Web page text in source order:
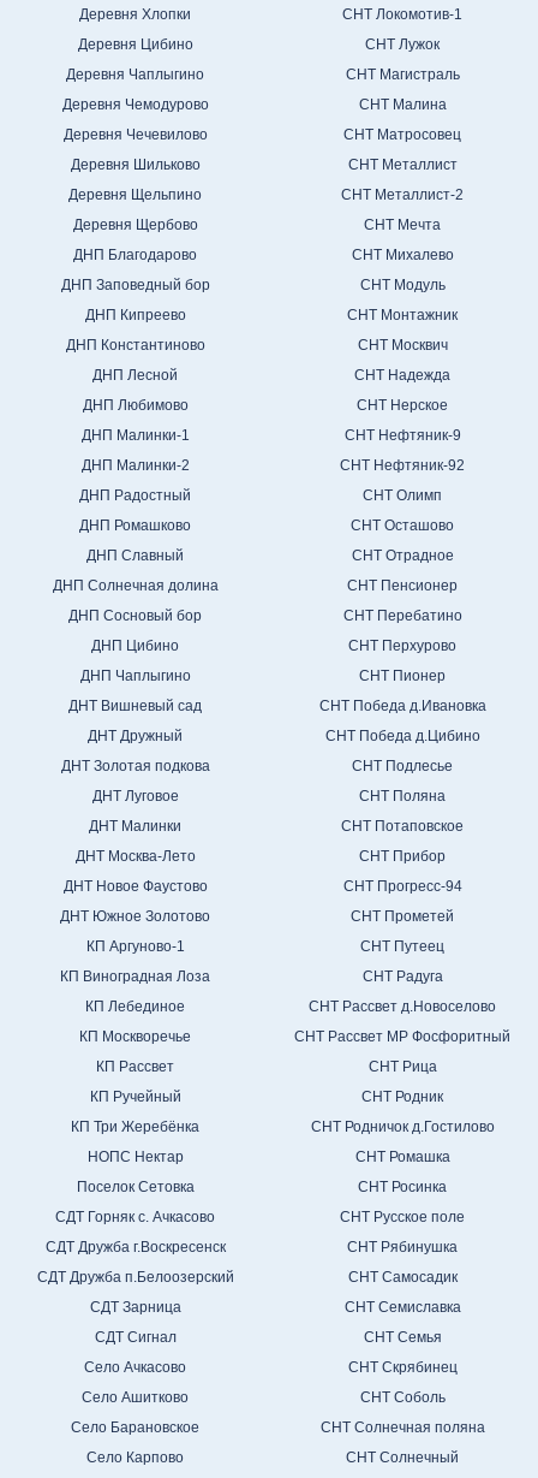
Деревня Хлопки
Деревня Цибино
Деревня Чаплыгино
Деревня Чемодурово
Деревня Чечевилово
Деревня Шильково
Деревня Щельпино
Деревня Щербово
ДНП Благодарово
ДНП Заповедный бор
ДНП Кипреево
ДНП Константиново
ДНП Лесной
ДНП Любимово
ДНП Малинки-1
ДНП Малинки-2
ДНП Радостный
ДНП Ромашково
ДНП Славный
ДНП Солнечная долина
ДНП Сосновый бор
ДНП Цибино
ДНП Чаплыгино
ДНТ Вишневый сад
ДНТ Дружный
ДНТ Золотая подкова
ДНТ Луговое
ДНТ Малинки
ДНТ Москва-Лето
ДНТ Новое Фаустово
ДНТ Южное Золотово
КП Аргуново-1
КП Виноградная Лоза
КП Лебединое
КП Москворечье
КП Рассвет
КП Ручейный
КП Три Жеребёнка
НОПС Нектар
Поселок Сетовка
СДТ Горняк с. Ачкасово
СДТ Дружба г.Воскресенск
СДТ Дружба п.Белоозерский
СДТ Зарница
СДТ Сигнал
Село Ачкасово
Село Ашитково
Село Барановское
Село Карпово
СНТ Локомотив-1
СНТ Лужок
СНТ Магистраль
СНТ Малина
СНТ Матросовец
СНТ Металлист
СНТ Металлист-2
СНТ Мечта
СНТ Михалево
СНТ Модуль
СНТ Монтажник
СНТ Москвич
СНТ Надежда
СНТ Нерское
СНТ Нефтяник-9
СНТ Нефтяник-92
СНТ Олимп
СНТ Осташово
СНТ Отрадное
СНТ Пенсионер
СНТ Перебатино
СНТ Перхурово
СНТ Пионер
СНТ Победа д.Ивановка
СНТ Победа д.Цибино
СНТ Подлесье
СНТ Поляна
СНТ Потаповское
СНТ Прибор
СНТ Прогресс-94
СНТ Прометей
СНТ Путеец
СНТ Радуга
СНТ Рассвет д.Новоселово
СНТ Рассвет МР Фосфоритный
СНТ Рица
СНТ Родник
СНТ Родничок д.Гостилово
СНТ Ромашка
СНТ Росинка
СНТ Русское поле
СНТ Рябинушка
СНТ Самосадик
СНТ Семиславка
СНТ Семья
СНТ Скрябинец
СНТ Соболь
СНТ Солнечная поляна
СНТ Солнечный